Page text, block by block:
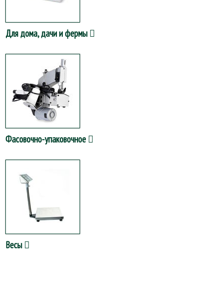
Для дома, дачи и фермы
Фасовочно-упаковочное
Весы